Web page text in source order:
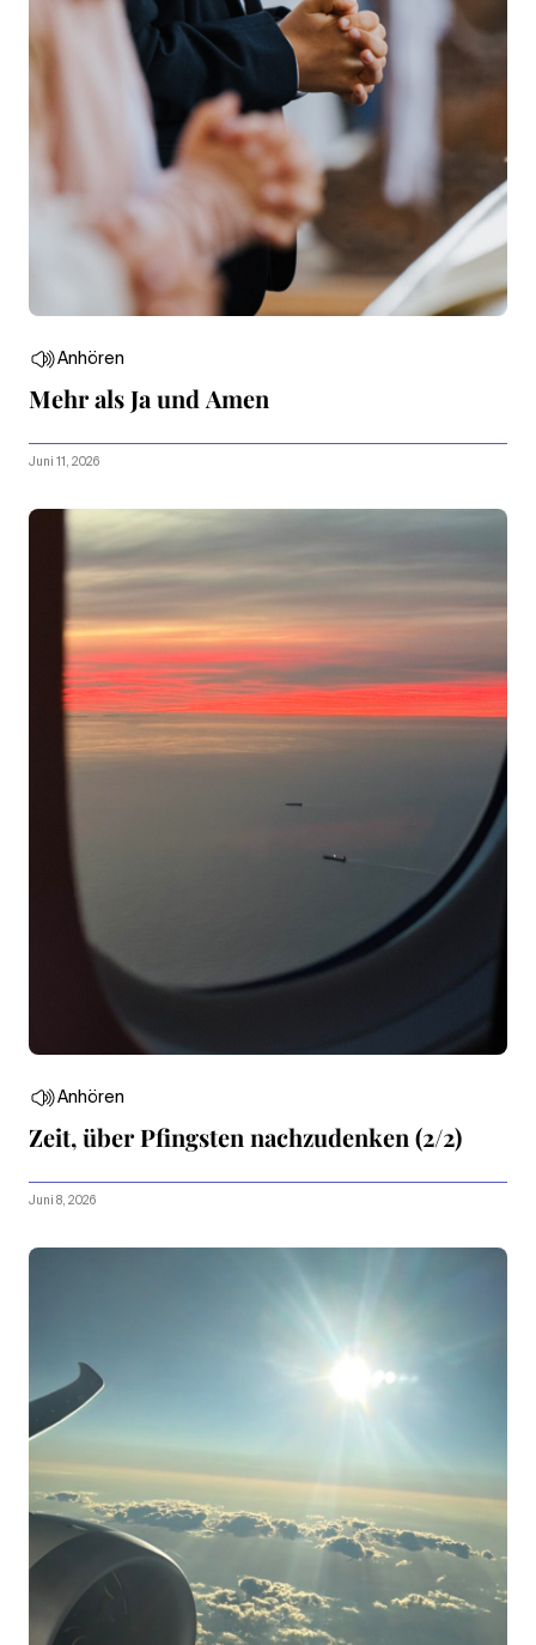
Anhören
Mehr als Ja und Amen
Juni 11, 2026
Anhören
Zeit, über Pfingsten nachzudenken (2/2)
Juni 8, 2026